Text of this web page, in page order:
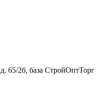
65/2б, база СтройОптТорг